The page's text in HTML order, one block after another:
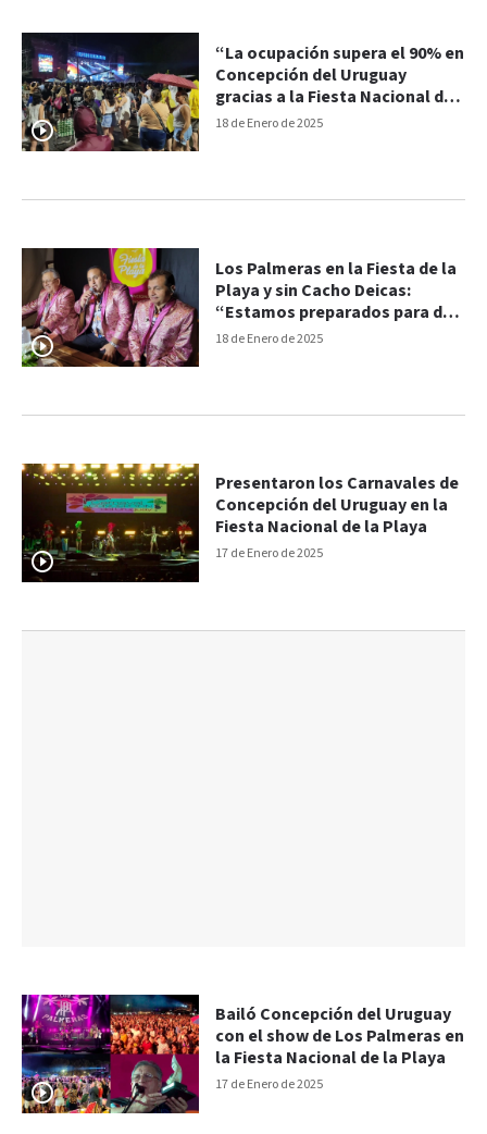
18 de Enero de 2025
“La ocupación supera el 90% en
Concepción del Uruguay
gracias a la Fiesta Nacional de
la Playa"
18 de Enero de 2025
Los Palmeras en la Fiesta de la
Playa y sin Cacho Deicas:
“Estamos preparados para dar
batalla”
17 de Enero de 2025
Presentaron los Carnavales de
Concepción del Uruguay en la
Fiesta Nacional de la Playa
17 de Enero de 2025
Bailó Concepción del Uruguay
con el show de Los Palmeras en
la Fiesta Nacional de la Playa